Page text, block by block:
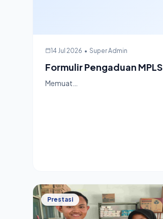
14 Jul 2026 • Super Admin
Formulir Pengaduan MPLS
Memuat…
Prestasi